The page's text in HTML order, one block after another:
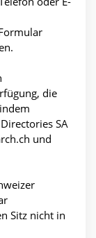
die
SA
und
Sitz nicht in